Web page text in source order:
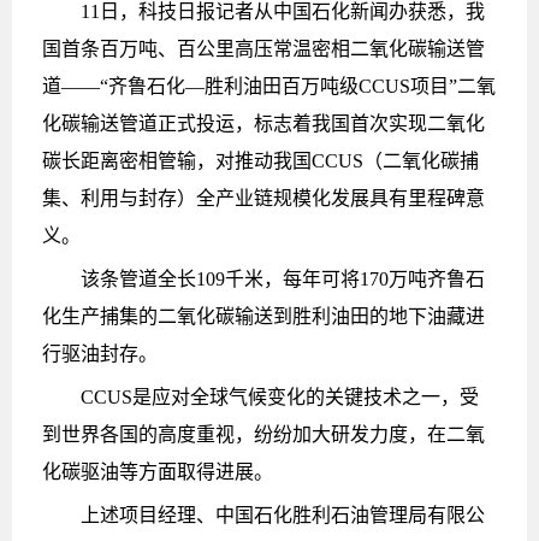
11日，科技日报记者从中国石化新闻办获悉，我
国首条百万吨、百公里高压常温密相二氧化碳输送管
道——“齐鲁石化—胜利油田百万吨级CCUS项目”二氧
化碳输送管道正式投运，标志着我国首次实现二氧化
碳长距离密相管输，对推动我国CCUS（二氧化碳捕
集、利用与封存）全产业链规模化发展具有里程碑意
义。
该条管道全长109千米，每年可将170万吨齐鲁石
化生产捕集的二氧化碳输送到胜利油田的地下油藏进
行驱油封存。
CCUS是应对全球气候变化的关键技术之一，受
到世界各国的高度重视，纷纷加大研发力度，在二氧
化碳驱油等方面取得进展。
上述项目经理、中国石化胜利石油管理局有限公